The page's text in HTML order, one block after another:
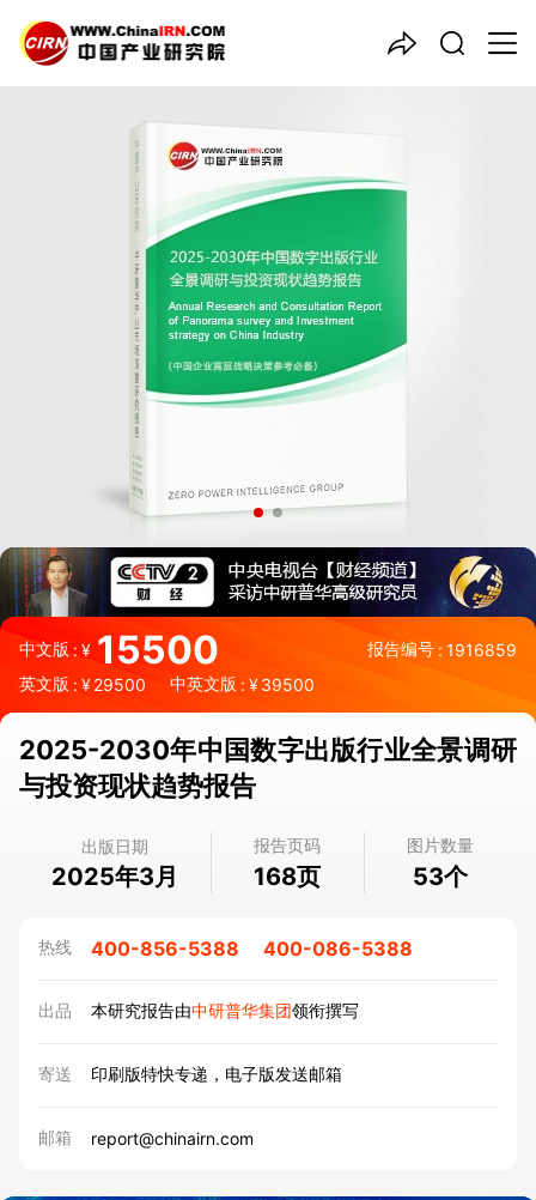
中文版:¥ 15500 报告编号 : 1916859
英文版 : ¥29500 中英文版 : ¥39500
2025-2030年中国数字出版行业全景调研
与投资现状趋势报告
出版日期
2025年3月
报告页码
168页
图片数量
53个
热线 400-856-5388 400-086-5388
出品 本研究报告由中研普华集团领衔撰写
寄送 印刷版特快专递，电子版发送邮箱
邮箱 report@chinairn.com
中国产业咨询领导者
2025-2030年中国
行业全景调研与投资现状趋势
报告
品质保障，一年免费更新维护
出版日期：2025年3月
《2025-2030年中国数字出版行业全景调研与投资现状趋势报
告》由中研普华数字出版行业分析专家领衔撰写，主要分析了数字
出版行业的市场规模、发展现状与投资前景，同时对数字出版行业
的未来发展做出科学的趋势预测和专业的数字出版行业数据分析，
帮助客户评估数字出版行业投资价值。
27年研究经验，深度洞察行业驱动力
多元化、高学历的实战型精英团队